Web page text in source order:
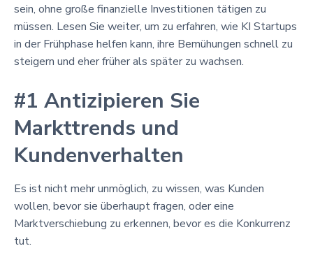
sein, ohne große finanzielle Investitionen tätigen zu
müssen. Lesen Sie weiter, um zu erfahren, wie KI Startups
in der Frühphase helfen kann, ihre Bemühungen schnell zu
steigern und eher früher als später zu wachsen.
#1 Antizipieren Sie
Markttrends und
Kundenverhalten
Es ist nicht mehr unmöglich, zu wissen, was Kunden
wollen, bevor sie überhaupt fragen, oder eine
Marktverschiebung zu erkennen, bevor es die Konkurrenz
tut.